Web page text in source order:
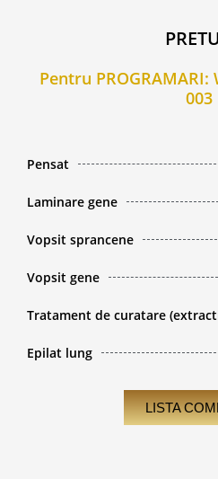
Pentru PROGRAMARI:
003
Pensat
Laminare gene
Vopsit sprancene
Vopsit gene
Tratament de curatare
Epilat lung
LISTA